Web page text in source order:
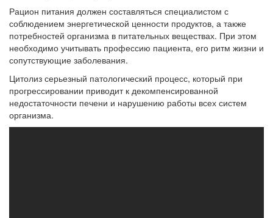
Рацион питания должен составляться специалистом с
соблюдением энергетической ценности продуктов, а также
потребностей организма в питательных веществах. При этом
необходимо учитывать профессию пациента, его ритм жизни и
сопутствующие заболевания.
Цитолиз серьезный патологический процесс, который при
прогрессировании приводит к декомпенсированной
недостаточности печени и нарушению работы всех систем
организма.